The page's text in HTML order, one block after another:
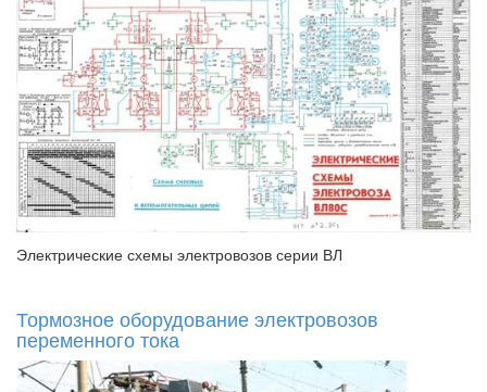
Электрические схемы электровозов серии ВЛ
Тормозное оборудование электровозов
переменного тока